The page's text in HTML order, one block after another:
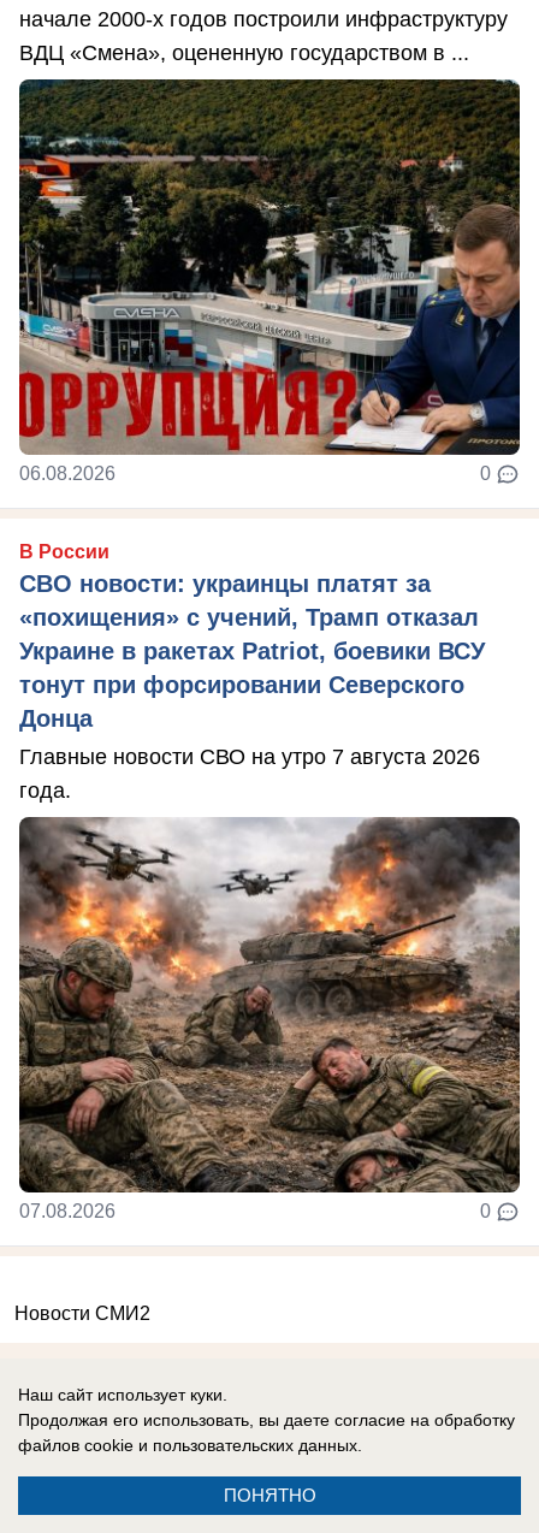
начале 2000-х годов построили инфраструктуру
ВДЦ «Смена», оцененную государством в ...
06.08.2026 0
В России
СВО новости: украинцы платят за
«похищения» с учений, Трамп отказал
Украине в ракетах Patriot, боевики ВСУ
тонут при форсировании Северского
Донца
Главные новости СВО на утро 7 августа 2026
года.
07.08.2026 0
Новости СМИ2
Наш сайт использует куки.
Продолжая его использовать, вы даете согласие на обработку
файлов cookie и пользовательских данных.
ПОНЯТНО